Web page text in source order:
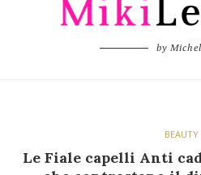
by
BEAUTY
Le Fiale capelli Anti